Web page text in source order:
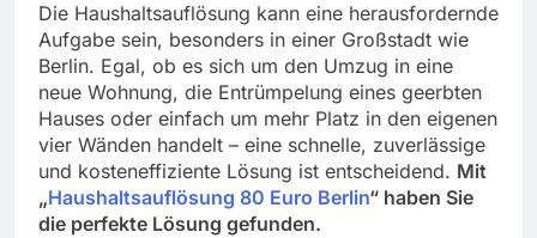
Die Haushaltsauflösung kann eine herausfordernde
Aufgabe sein, besonders in einer Großstadt wie
Berlin. Egal, ob es sich um den Umzug in eine
neue Wohnung, die Entrümpelung eines geerbten
Hauses oder einfach um mehr Platz in den eigenen
vier Wänden handelt – eine schnelle, zuverlässige
und kosteneffiziente Lösung ist entscheidend. Mit
„Haushaltsauflösung 80 Euro Berlin“ haben Sie
die perfekte Lösung gefunden.